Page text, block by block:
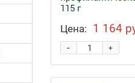
115 г
Цена: 1 164
+
-